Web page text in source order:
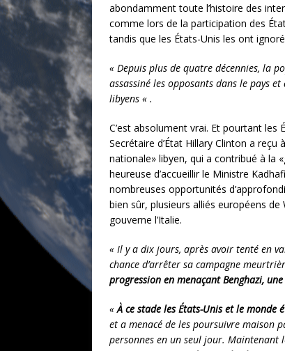
abondamment toute l’histoire des
comme lors de la participation des
tandis que les États-Unis les ont
« Depuis plus de quatre décennies, la
assassiné les opposants dans le pays
libyens « .
C’est absolument vrai. Et pourtant les
Secrétaire d’État Hillary Clinton a
nationale» libyen, qui a contribué à la
heureuse d’accueillir le Ministre
nombreuses opportunités
bien sûr, plusieurs alliés européens
gouverne l’Italie.
« Il y a dix jours, après avoir tenté en
chance d’arrêter sa campagne
progression en menaçant Benghazi,
«À ce stade les États-Unis et le monde
et a menacé de les poursuivre maison
personnes en un seul jour. Maintenant